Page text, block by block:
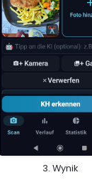
3. Wynik